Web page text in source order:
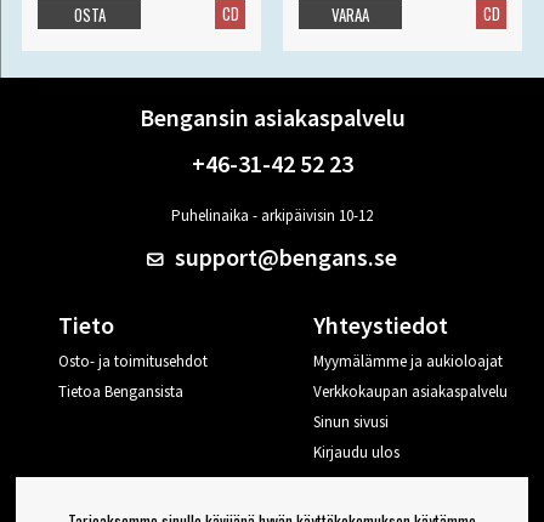
CD
OSTA CD
VARAA
Bengansin asiakaspalvelu
+46-31-42 52 23
Puhelinaika - arkipäivisin 10-12
support@bengans.se
Tieto
Osto- ja toimitusehdot
Tietoa Bengansista
Yhteystiedot
Myymälämme ja aukioloajat
Verkkokaupan asiakaspalvelu
Sinun sivusi
Kirjaudu ulos
Haluan vinkkejä Bengansilta